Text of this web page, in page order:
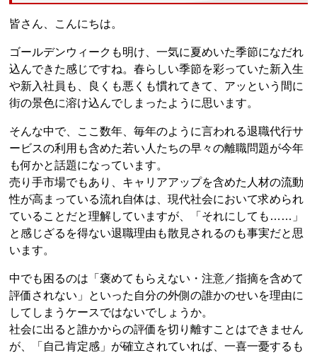
皆さん、こんにちは。
ゴールデンウィークも明け、一気に夏めいた季節になだれ
込んできた感じですね。春らしい季節を彩っていた新入生
や新入社員も、良くも悪くも慣れてきて、アッという間に
街の景色に溶け込んでしまったように思います。
そんな中で、ここ数年、毎年のように言われる退職代行サ
ービスの利用も含めた若い人たちの早々の離職問題が今年
も何かと話題になっています。
売り手市場でもあり、キャリアアップを含めた人材の流動
性が高まっている流れ自体は、現代社会において求められ
ていることだと理解していますが、「それにしても……」
と感じざるを得ない退職理由も散見されるのも事実だと思
います。
中でも困るのは「褒めてもらえない・注意／指摘を含めて
評価されない」といった自分の外側の誰かのせいを理由に
してしまうケースではないでしょうか。
社会に出ると誰かからの評価を切り離すことはできません
が、「自己肯定感」が確立されていれば、一喜一憂するも